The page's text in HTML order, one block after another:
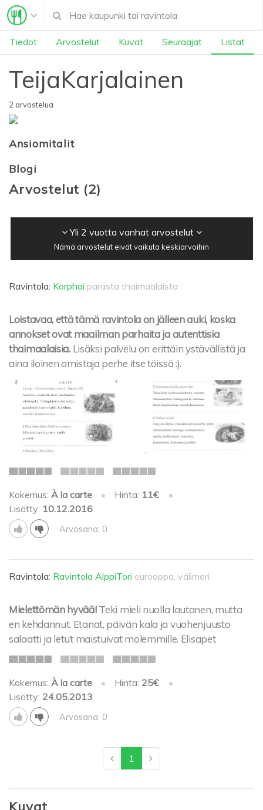
Tiedot Arvostelut Kuvat Seuraajat Listat
TeijaKarjalainen
2 arvostelua
Ansiomitalit
Blogi
Arvostelut (2)
Yli 2 vuotta vanhat arvostelut
Nämä arvostelut eivät vaikuta keskiarvoihin
Ravintola: Korphai parasta thaimaalaista
Loistavaa, että tämä ravintola on jälleen auki, koska
annokset ovat maailman parhaita ja autenttisia
thaimaalaisia. Lisäksi palvelu on erittäin ystävällistä ja
aina iloinen omistaja perhe itse töissä :).
Kokemus: À la carte • Hinta: 11€
•
Lisätty: 10.12.2016
Arvosana: 0
Ravintola: Ravintola AlppiTori eurooppa, välimeri
Mielettömän hyvää! Teki mieli nuolla lautanen, mutta
en kehdannut. Etanat, päivän kala ja vuohenjuusto
salaatti ja letut maistuivat molemmille. Elisapet
Kokemus: À la carte • Hinta: 25€
•
Lisätty: 24.05.2013
Arvosana: 0
1
Kuvat